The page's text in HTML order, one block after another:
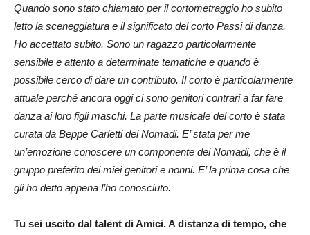
Quando sono stato chiamato per il cortometraggio ho subito
letto la sceneggiatura e il significato del corto Passi di danza.
Ho accettato subito. Sono un ragazzo particolarmente
sensibile e attento a determinate tematiche e quando è
possibile cerco di dare un contributo. Il corto è particolarmente
attuale perché ancora oggi ci sono genitori contrari a far fare
danza ai loro figli maschi. La parte musicale del corto è stata
curata da Beppe Carletti dei Nomadi. E’ stata per me
un’emozione conoscere un componente dei Nomadi, che è il
gruppo preferito dei miei genitori e nonni. E’ la prima cosa che
gli ho detto appena l’ho conosciuto.
Tu sei uscito dal talent di Amici. A distanza di tempo, che